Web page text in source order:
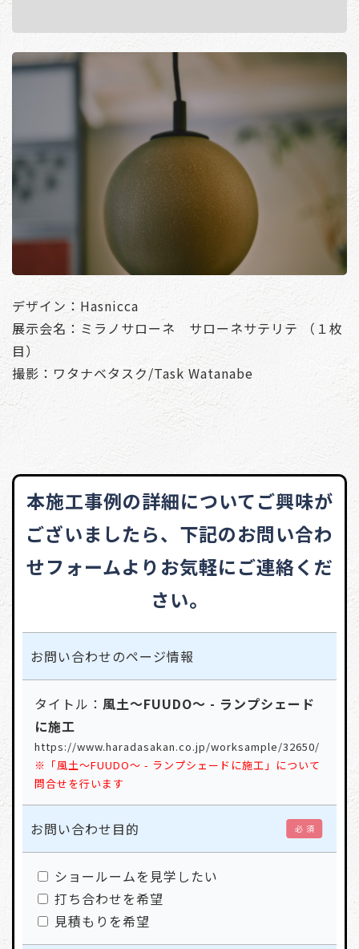
デザイン：Hasnicca
展示会名：ミラノサローネ サローネサテリテ （１枚
目）
撮影：ワタナベタスク/Task Watanabe
本施工事例の詳細についてご興味が
ございましたら、 下記のお問い合わ
せフォームよりお気軽にご連絡くだ
さい。
お問い合わせのページ情報
タイトル： 風土〜FUUDO〜 - ランプシェード
に施工
https://www.haradasakan.co.jp/worksample/32650/
※「風土〜FUUDO〜 - ランプシェードに施工」について
問合せを行います
お問い合わせ目的 必 須
ショールームを見学したい
打ち合わせを希望
見積もりを希望